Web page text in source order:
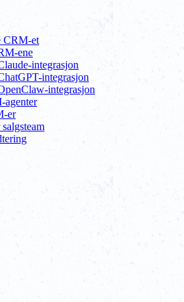
CRM-et
ene
integrasjon
integrasjon
integrasjon
agenter
er